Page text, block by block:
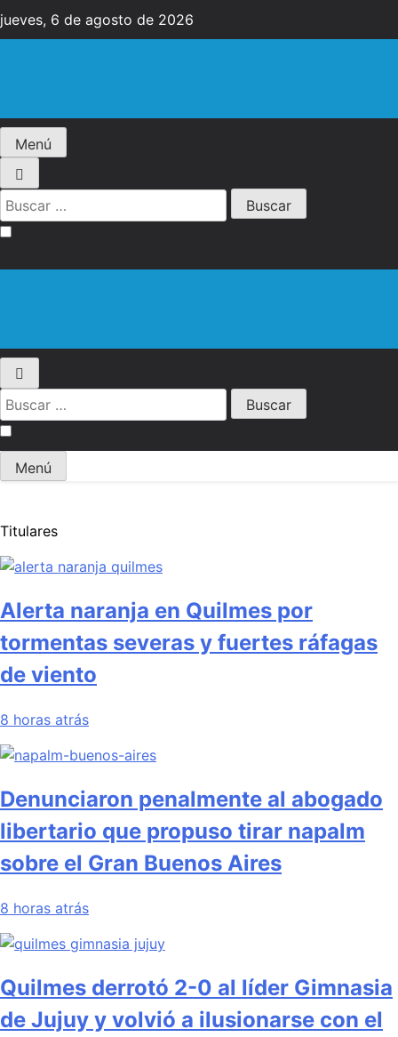
Saltar
al
jueves, 6 de agosto de 2026
Diario EL SOL
Menú
Buscar:
Diario EL SOL
Buscar:
Menú
Titulares
Alerta naranja en Quilmes por
tormentas severas y fuertes ráfagas
de viento
8 horas atrás
Denunciaron penalmente al abogado
libertario que propuso tirar napalm
sobre el Gran Buenos Aires
8 horas atrás
Quilmes derrotó 2-0 al líder Gimnasia
de Jujuy y volvió a ilusionarse con el